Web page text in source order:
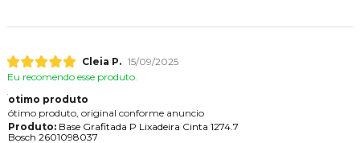
Cleia P. 15/09/2025
Eu recomendo esse produto.
otimo produto
ótimo produto, original conforme anuncio
Produto:Base Grafitada P Lixadeira Cinta 1274.7
Bosch 2601098037